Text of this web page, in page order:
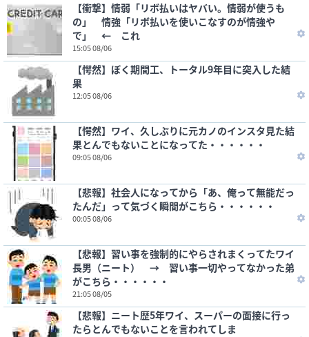
【衝撃】情弱「リボ払いはヤバい。情弱が使うも
の」 情強「リボ払いを使いこなすのが情強や
で」 ← これ
15:05 08/06
【愕然】ぼく期間工、トータル9年目に突入した結
果
12:05 08/06
【愕然】ワイ、久しぶりに元カノのインスタ見た結
果とんでもないことになってた・・・・・・
09:05 08/06
【悲報】社会人になってから「あ、俺って無能だっ
たんだ」って気づく瞬間がこちら・・・・・・
00:05 08/06
【悲報】習い事を強制的にやらされまくってたワイ
長男（ニート） → 習い事一切やってなかった弟
がこちら・・・・・・
21:05 08/05
【悲報】ニート歴5年ワイ、スーパーの面接に行っ
たらとんでもないことを言われてしま